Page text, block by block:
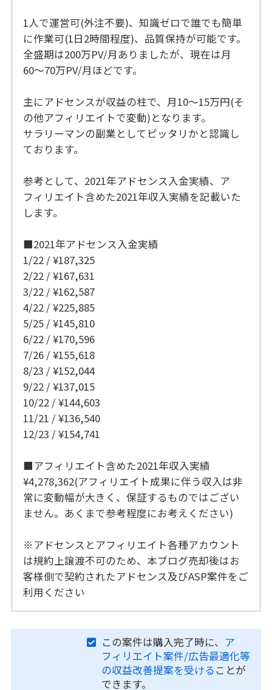
1人で運営可(外注不要)、知識ゼロで誰でも簡単
に作業可(1日2時間程度)、品質保持が可能です。
全盛期は200万PV/月ありましたが、現在は月
60〜70万PV/月ほどです。
主にアドセンスが収益の柱で、月10〜15万円(そ
の他アフィリエイトで変動)となります。
サラリーマンの副業としてピッタリかと認識し
ております。
参考として、2021年アドセンス入金実績、ア
フィリエイト含めた2021年収入実績を記載いた
します。
■2021年アドセンス入金実績
1/22 / ¥187,325
2/22 / ¥167,631
3/22 / ¥162,587
4/22 / ¥225,885
5/25 / ¥145,810
6/22 / ¥170,596
7/26 / ¥155,618
8/23 / ¥152,044
9/22 / ¥137,015
10/22 / ¥144,603
11/21 / ¥136,540
12/23 / ¥154,741
■アフィリエイト含めた2021年収入実績
¥4,278,362(アフィリエイト成果に伴う収入は非
常に変動幅が大きく、保証するものではござい
ません。あくまで参考程度にお考えください)
※アドセンスとアフィリエイト各種アカウント
は規約上譲渡不可のため、本ブログ売却後はお
客様側で契約されたアドセンス及びASP案件をご
利用ください
この案件は購入完了時に、 ア
フィリエイト案件/広告最適化等
の収益改善提案を受ける ことが
できます。